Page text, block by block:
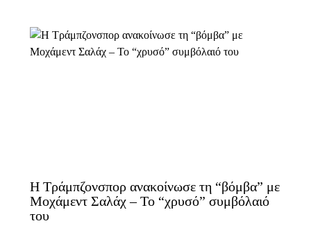
Η Τράμπζονσπορ ανακοίνωσε τη “βόμβα” με
Μοχάμεντ Σαλάχ – Το “χρυσό” συμβόλαιό
του